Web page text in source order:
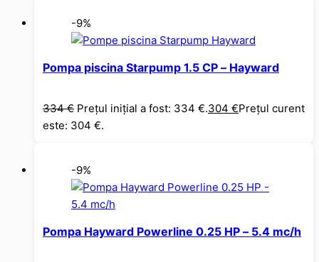
-9%
Pompa piscina Starpump 1.5 CP – Hayward
334€ Prețul inițial a fost: 334 €.304 €Prețul curent
este: 304 €.
-9%
Pompa Hayward Powerline 0.25 HP – 5.4 mc/h